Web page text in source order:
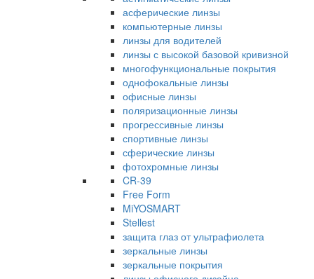
асферические линзы
компьютерные линзы
линзы для водителей
линзы с высокой базовой кривизной
многофункциональные покрытия
однофокальные линзы
офисные линзы
поляризационные линзы
прогрессивные линзы
спортивные линзы
сферические линзы
фотохромные линзы
CR-39
Free Form
MiYOSMART
Stellest
защита глаз от ультрафиолета
зеркальные линзы
зеркальные покрытия